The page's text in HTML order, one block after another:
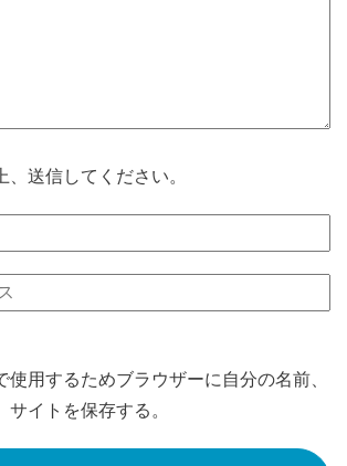
、送信してください。
使用するためブラウザーに自分の名前、
サイトを保存する。